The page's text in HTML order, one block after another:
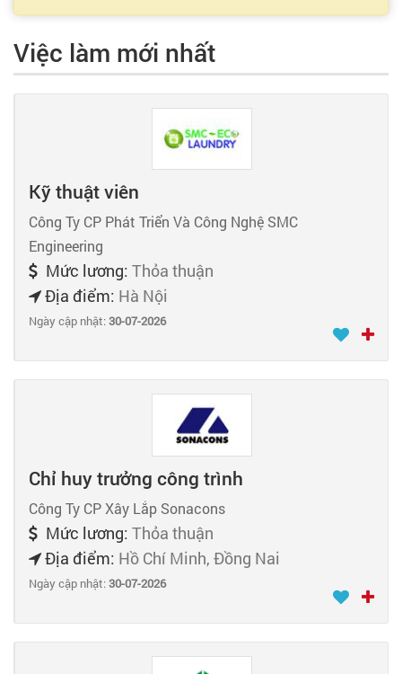
Việc làm mới nhất
Kỹ thuật viên
Công Ty CP Phát Triển Và Công Nghệ SMC
Engineering
Mức lương: Thỏa thuận
Địa điểm: Hà Nội
Ngày cập nhật:30-07-2026
Chỉ huy trưởng công trình
Công Ty CP Xây Lắp Sonacons
Mức lương: Thỏa thuận
Địa điểm: Hồ Chí Minh, Đồng Nai
Ngày cập nhật:30-07-2026